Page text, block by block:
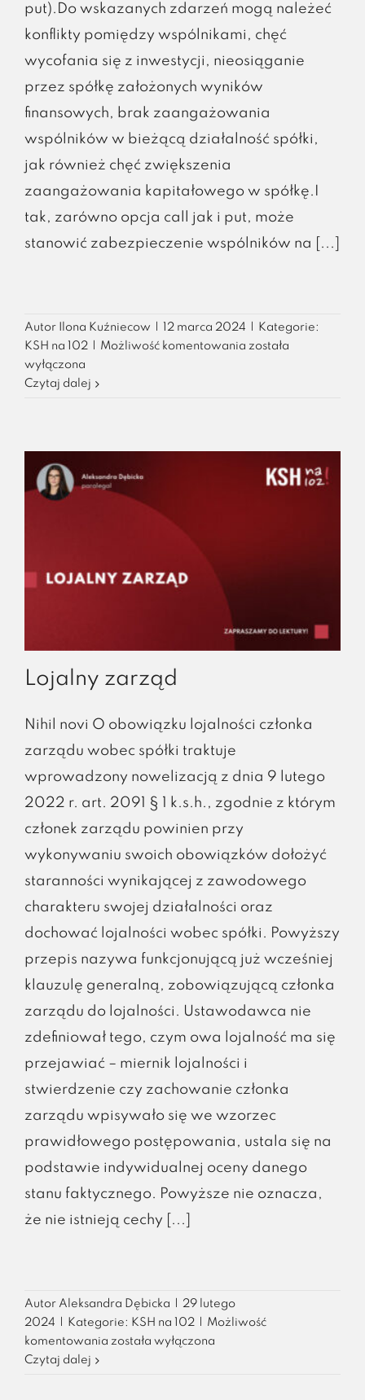
put).Do wskazanych zdarzeń mogą należeć
konflikty pomiędzy wspólnikami, chęć
wycofania się z inwestycji, nieosiąganie
przez spółkę założonych wyników
finansowych, brak zaangażowania
wspólników w bieżącą działalność spółki,
jak również chęć zwiększenia
zaangażowania kapitałowego w spółkę.I
tak, zarówno opcja call jak i put, może
stanowić zabezpieczenie wspólników na [...]
Autor Ilona Kuźniecow 12 marca 2024
Kategorie:
KSH na 102
Możliwość komentowania Charakterystyka
została
wyłączona
Czytaj dalej
Lojalny zarząd
Nihil novi O obowiązku lojalności członka
zarządu wobec spółki traktuje
wprowadzony nowelizacją z dnia 9 lutego
2022 r. art. 2091 § 1 k.s.h., zgodnie z którym
członek zarządu powinien przy
wykonywaniu swoich obowiązków dołożyć
staranności wynikającej z zawodowego
charakteru swojej działalności oraz
dochować lojalności wobec spółki. Powyższy
przepis nazywa funkcjonującą już wcześniej
klauzulę generalną, zobowiązującą członka
zarządu do lojalności. Ustawodawca nie
zdefiniował tego, czym owa lojalność ma się
przejawiać – miernik lojalności i
stwierdzenie czy zachowanie członka
zarządu wpisywało się we wzorzec
prawidłowego postępowania, ustala się na
podstawie indywidualnej oceny danego
stanu faktycznego. Powyższe nie oznacza,
że nie istnieją cechy [...]
Autor Aleksandra Dębicka
29 lutego
2024
Kategorie: KSH na 102
Możliwość
komentowania Lojalny
została wyłączona
Czytaj dalej